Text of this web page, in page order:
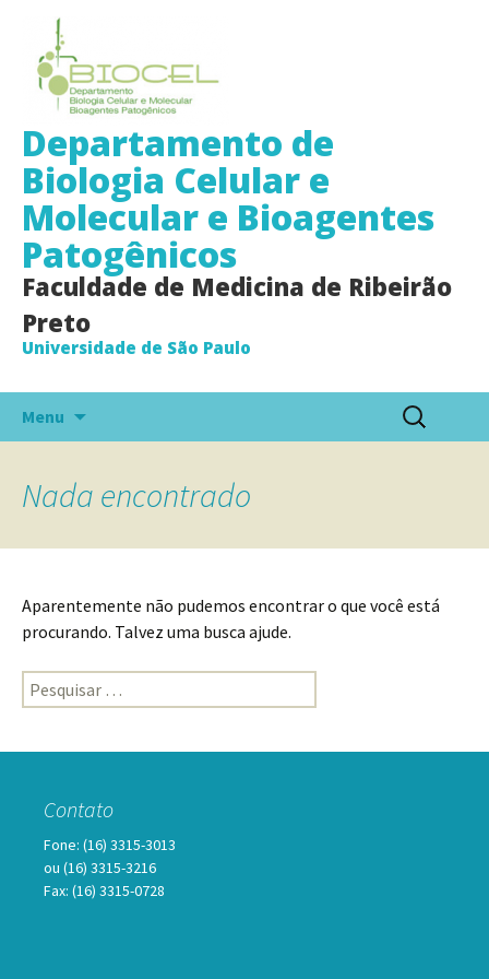
Departamento de
Biologia Celular e
Molecular e Bioagentes
Patogênicos
Faculdade de Medicina de Ribeirão
Preto
Universidade de São Paulo
Menu
Pesquisar
por:
Nada encontrado
Aparentemente não pudemos encontrar o que você está
procurando. Talvez uma busca ajude.
Pesquisar
por:
Contato
Fone: (16) 3315-3013
ou (16) 3315-3216
Fax: (16) 3315-0728